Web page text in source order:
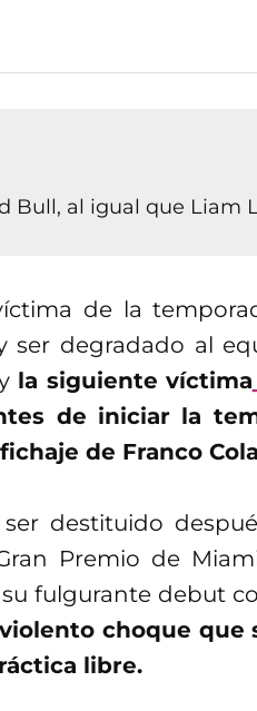
Bull, al igual que Liam
de la
ser degradado al
la siguiente víctima
de iniciar la
de Franco
destituido
Premio de
fulgurante debut
choque que
libre.